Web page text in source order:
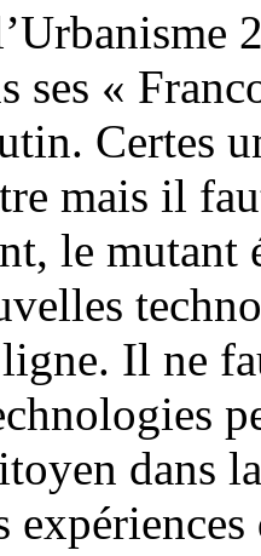
ses «
Certes
mais il
le
Il ne
dans